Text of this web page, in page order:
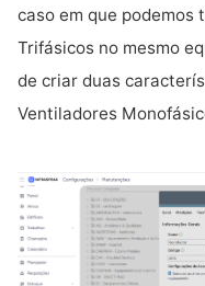
caso em que podemos
Trifásicos no mesmo
de criar duas
Ventiladores